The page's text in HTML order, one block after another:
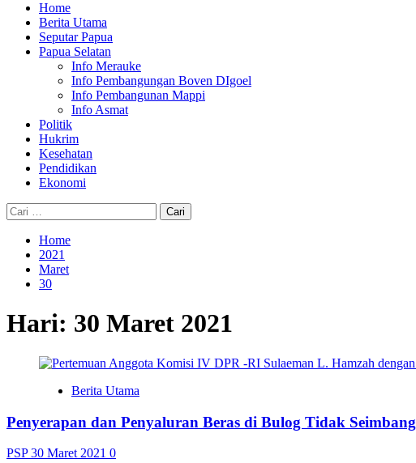
Home
Berita Utama
Seputar Papua
Papua Selatan
Info Merauke
Info Pembangungan Boven DIgoel
Info Pembangunan Mappi
Info Asmat
Politik
Hukrim
Kesehatan
Pendidikan
Ekonomi
Cari
untuk:
Home
2021
Maret
30
Hari: 30 Maret 2021
Berita Utama
Penyerapan dan Penyaluran Beras di Bulog Tidak Seimbang
PSP30 Maret 2021 0